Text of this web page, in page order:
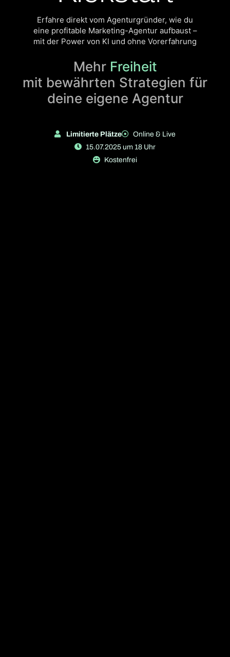
Erfahre direkt vom Agenturgründer, wie du
eine profitable Marketing-Agentur aufbaust –
mit der Power von KI und ohne Vorerfahrung
Mehr Freiheit
mit bewährten Strategien für
deine eigene Agentur
Limitierte Plätze
Online & Live
15.07.2025 um 18 Uhr
Kostenfrei